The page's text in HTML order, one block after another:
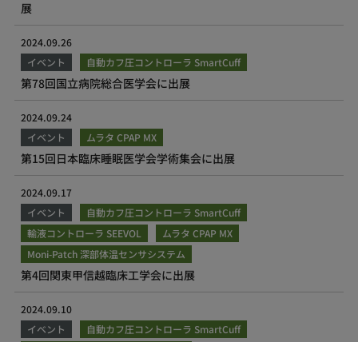
展
2024.09.26
イベント
自動カフ圧コントローラ SmartCuff
第78回国立病院総合医学会に出展
2024.09.24
イベント
ムラタ CPAP MX
第15回日本臨床睡眠医学会学術集会に出展
2024.09.17
イベント
自動カフ圧コントローラ SmartCuff
輸液コントローラ SEEVOL
ムラタ CPAP MX
Moni-Patch 深部体温センサシステム
第4回関東甲信越臨床工学会に出展
2024.09.10
イベント
自動カフ圧コントローラ SmartCuff